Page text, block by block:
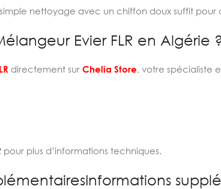
nettoyage avec un chiffon doux suffit pour
Evier FLR en Algérie ?
directement sur Chelia Store, votre spécialiste
pour plus d’informations techniques.